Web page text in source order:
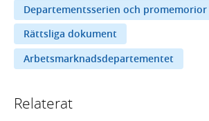
Departementsserien och promemorior
Rättsliga dokument
Arbetsmarknadsdepartementet
Relaterat